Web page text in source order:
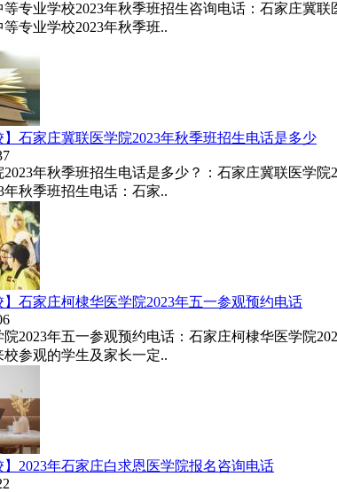
专业学校2023年秋季班招生咨询电话：石家庄冀
专业学校2023年秋季班..
】石家庄冀联医学院2023年秋季班招生电话是多少
年秋季班招生电话是多少？：石家庄冀联医学
年秋季班招生电话：石家..
】石家庄柯棣华医学院2023年五一参观预约电话
2023年五一参观预约电话：石家庄柯棣华医学院
参观的学生及家长一定..
】2023年石家庄白求恩医学院报名咨询电话